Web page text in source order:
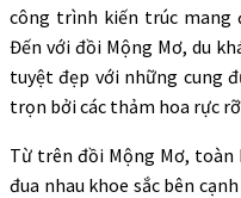
công trình kiến trúc mang
Đến với đồi Mộng Mơ, du
tuyệt đẹp với những cung
trọn bởi các thảm hoa rực rỡ
Từ trên đồi Mộng Mơ,
đua nhau khoe sắc bên